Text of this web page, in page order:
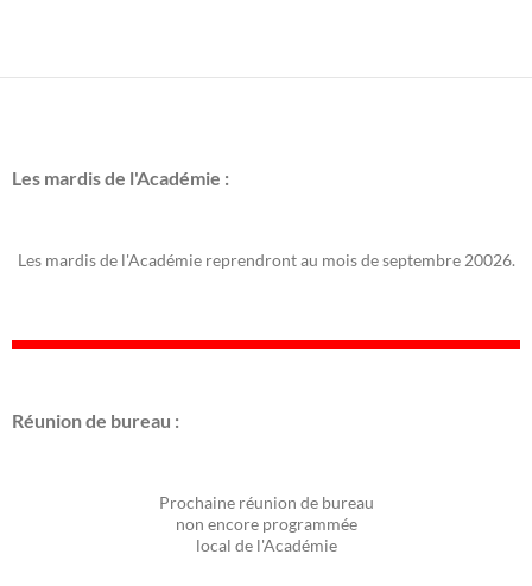
Les mardis de l'Académie :
Les mardis de l'Académie reprendront au mois de septembre 20026.
Réunion de bureau :
Prochaine réunion de bureau
non encore programmée
local de l'Académie